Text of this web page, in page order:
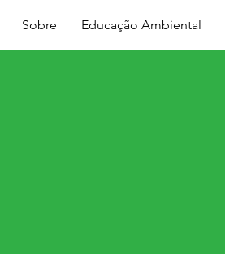
Sobre Educação Ambiental